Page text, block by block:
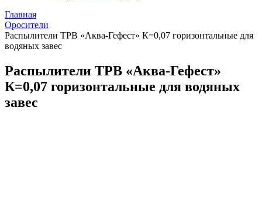
Главная
Оросители
Распылители ТРВ «Аква-Гефест» К=0,07 горизонтальные для
водяных завес
Распылители ТРВ «Аква-Гефест»
К=0,07 горизонтальные для водяных
завес